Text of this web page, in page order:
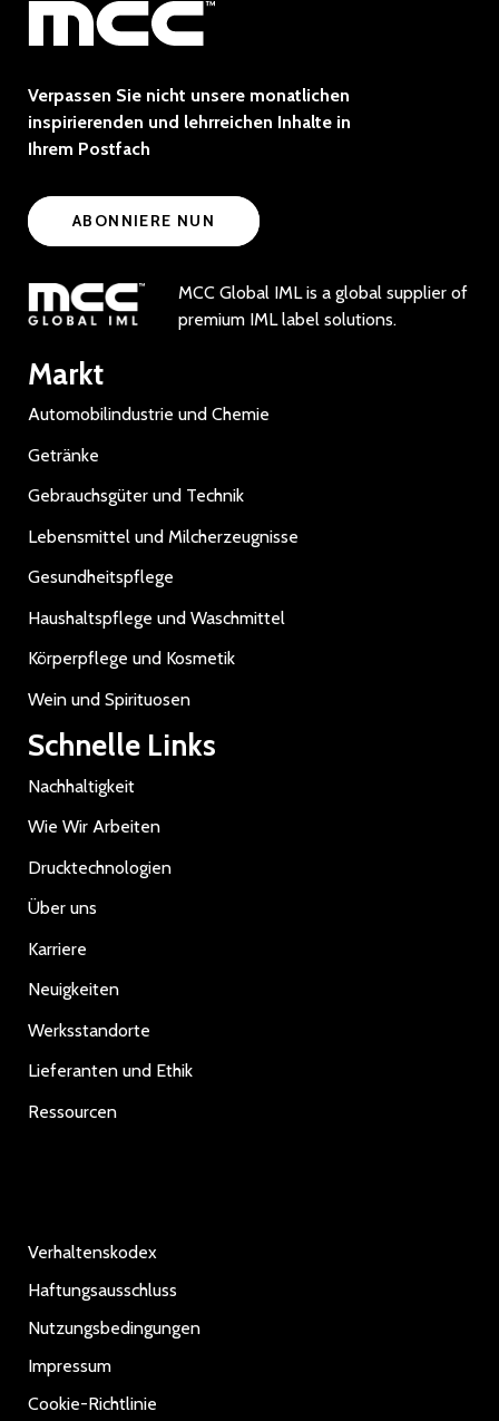
Verpassen Sie nicht unsere monatlichen
inspirierenden und lehrreichen Inhalte in
Ihrem Postfach
ABONNIERE NUN
MCC Global IML is a global supplier of
premium IML label solutions.
Markt
Automobilindustrie und Chemie
Getränke
Gebrauchsgüter und Technik
Lebensmittel und Milcherzeugnisse
Gesundheitspflege
Haushaltspflege und Waschmittel
Körperpflege und Kosmetik
Wein und Spirituosen
Schnelle Links
Nachhaltigkeit
Wie Wir Arbeiten
Drucktechnologien
Über uns
Karriere
Neuigkeiten
Werksstandorte
Lieferanten und Ethik
Ressourcen
Verhaltenskodex
Haftungsausschluss
Nutzungsbedingungen
Impressum
Cookie-Richtlinie